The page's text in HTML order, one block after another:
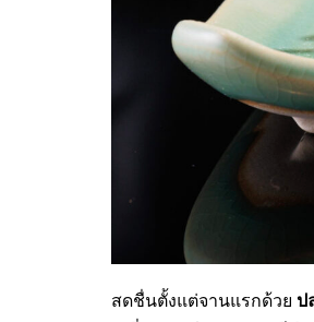
สดชื่นตั้งแต่จานแรกด้วย ป